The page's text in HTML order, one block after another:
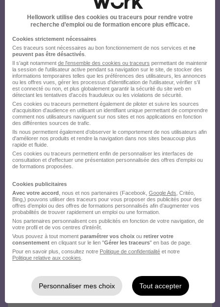
sur le site du recruteur !
Hellowork utilise des cookies ou traceurs pour rendre votre
recherche d’emploi ou de formation encore plus efficace.
Cookies strictement nécessaires
Ces traceurs sont nécessaires au bon fonctionnement de nos services et ne
peuvent pas être désactivés
Il s'agit notamment de l'ensemble des cookies ou traceurs permettant de maintenir
la session de l'utilisateur active pendant sa navigation sur le site, de stocker des
informations temporaires telles que les préférences des utilisateurs, les annonces
ou les offres vues, gérer les processus d'identification de l'utilisateur, vérifier s'il
est connecté ou non, et plus globalement garantir la sécurité du site web en
détectant les tentatives d'accès frauduleux ou les violations de sécurité.
Ces cookies ou traceurs permettent également de piloter et suivre les sources
d'acquisition d'audience en utilisant un identifiant unique permettant de comprendre
comment nos utilisateurs naviguent sur nos sites et nos applications en fonction
des différentes sources de trafic.
Ils nous permettent également d’observer le comportement de nos utilisateurs afin
d'améliorer nos produits et rendre la navigation dans nos sites beaucoup plus
rapide et fluide.
Ces cookies ou traceurs permettent enfin de personnaliser les interfaces de
consultation et d'effectuer une présentation personnalisée des offres d'emploi ou
de formations proposées.
Cookies publicitaires
Avec votre accord , nous et nos partenaires (Facebook, Google Ads , Critéo,
Bing,) pouvons utiliser des traceurs pour vous proposer des publicités pour des
offres d’emploi ou des offres de formations personnalisés afin d’augmenter vos
probabilités de trouver rapidement un emploi ou une formation.
Nos partenaires personnalisent ces publicités en fonction de votre navigation, de
votre profil et de vos centres d’intérêt.
Vous pouvez à tout moment paramétrer vos choix ou retirer votre
consentement en cliquant sur le lien "Gérer les traceurs" en bas de page.
Pour en savoir plus, consultez notre Politique de confidentialité et notre
Politique relative aux cookies
Personnaliser mes choix Tout accepter